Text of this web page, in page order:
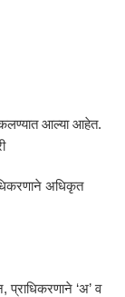
आल्या आहेत.
अधिकृत
प्राधिकरणाने ‘अ’ व